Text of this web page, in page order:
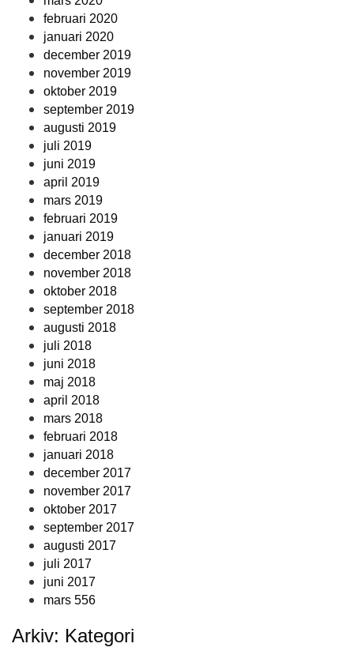
februari 2020
januari 2020
december 2019
november 2019
oktober 2019
september 2019
augusti 2019
juli 2019
juni 2019
april 2019
mars 2019
februari 2019
januari 2019
december 2018
november 2018
oktober 2018
september 2018
augusti 2018
juli 2018
juni 2018
maj 2018
april 2018
mars 2018
februari 2018
januari 2018
december 2017
november 2017
oktober 2017
september 2017
augusti 2017
juli 2017
juni 2017
mars 556
Arkiv: Kategori